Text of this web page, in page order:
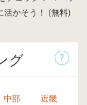
活かそう！ (無料)
グ
中部 近畿